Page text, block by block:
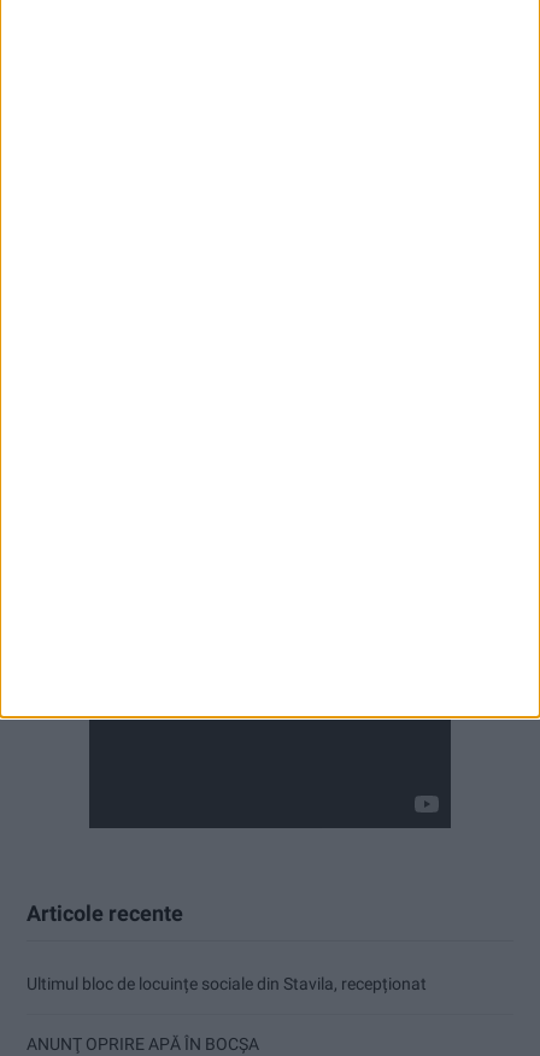
Articole recente
Ultimul bloc de locuințe sociale din Stavila, recepționat
ANUNŢ OPRIRE APĂ ÎN BOCȘA